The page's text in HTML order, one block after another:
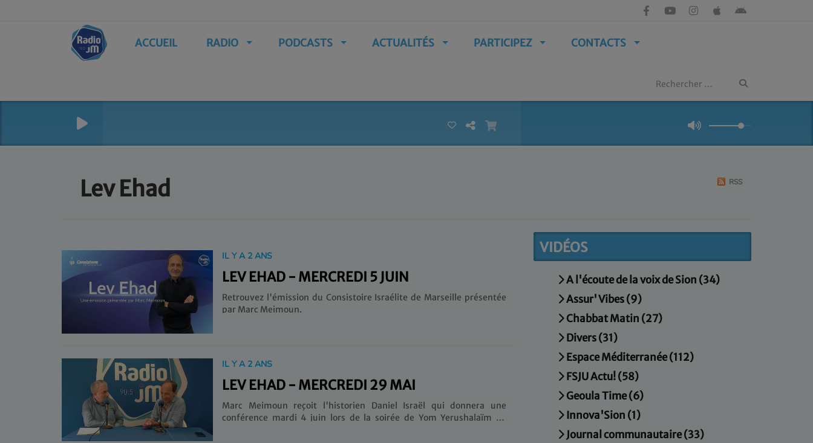
ACCUEIL RADIO PODCASTS ACTUALITÉS PARTICIPEZ CONTACTS
Lev Ehad RSS
IL Y A 2 ANS
LEV EHAD - MERCREDI 5 JUIN
Retrouvez l'émission du Consistoire Israélite de Marseille présentée
par Marc Meimoun.
IL Y A 2 ANS
LEV EHAD - MERCREDI 29 MAI
Marc Meimoun reçoit l'historien Daniel Israël qui donnera une
conférence mardi 4 juin lors de la soirée de Yom Yerushalaïm au
VIDÉOS
A l'écoute de la voix de Sion (34)
Assur' Vibes (9)
Chabbat Matin (27)
Divers (31)
Espace Méditerranée (112)
FSJU Actu! (58)
Geoula Time (6)
Innova'Sion (1)
Journal communautaire (33)